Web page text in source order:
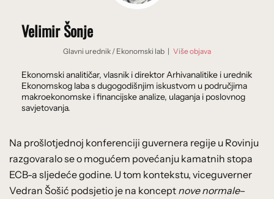
Velimir Šonje
Glavni urednik / Ekonomski lab | Više objava
Ekonomski analitičar, vlasnik i direktor Arhivanalitike i urednik
Ekonomskog laba s dugogodišnjim iskustvom u područjima
makroekonomske i financijske analize, ulaganja i poslovnog
savjetovanja.
Na prošlotjednoj konferenciji guvernera regije u Rovinju
razgovaralo se o mogućem povećanju kamatnih stopa
ECB-a sljedeće godine. U tom kontekstu, viceguverner
Vedran Šošić podsjetio je na koncept nove normale–